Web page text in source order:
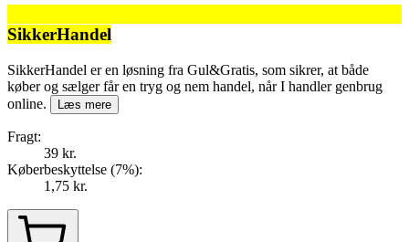
SikkerHandel
SikkerHandel er en løsning fra Gul&Gratis, som sikrer, at både
køber og sælger får en tryg og nem handel, når I handler genbrug
online.
Læs mere
Fragt:
39 kr.
Køberbeskyttelse (7%):
1,75 kr.